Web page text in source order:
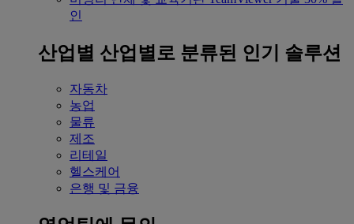
인
산업별 산업별로 분류된 인기 솔루션
자동차
농업
물류
제조
리테일
헬스케어
은행 및 금융